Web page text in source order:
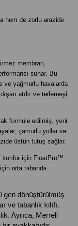
hem de zorlu arazide
membran,
sunar. Bu
ve yağmurlu havalarda
atılır ve terlemeyi
formüle edilmiş, yeni
çamurlu yollar ve
üstün tutuş sağlar.
konfor için FloatPro™
orta tabanda
geri dönüştürülmüş
ve tabanlık kılıfı.
Ayrıca, Merrell